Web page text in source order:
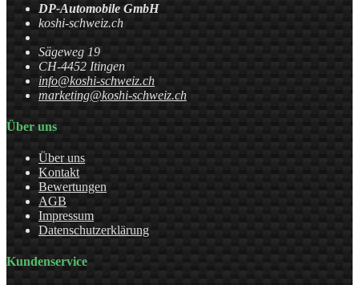
DP-Automobile GmbH
koshi-schweiz.ch
Sägeweg 19
CH-4452 Itingen
info@koshi-schweiz.ch
marketing@koshi-schweiz.ch
Über uns
Über uns
Kontakt
Bewertungen
AGB
Impressum
Datenschutzerklärung
Kundenservice